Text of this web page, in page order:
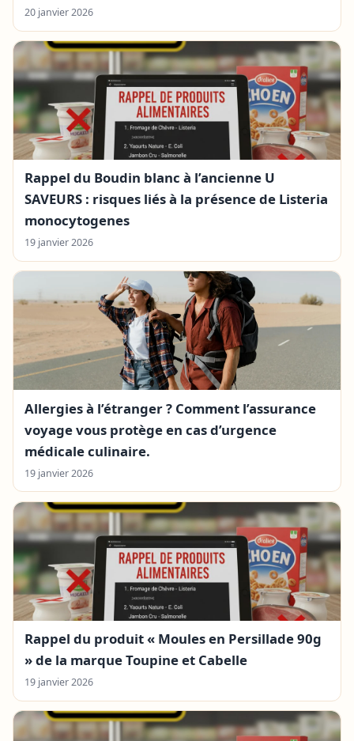
20 janvier 2026
Rappel du Boudin blanc à l’ancienne U
SAVEURS : risques liés à la présence de Listeria
monocytogenes
19 janvier 2026
Allergies à l’étranger ? Comment l’assurance
voyage vous protège en cas d’urgence
médicale culinaire.
19 janvier 2026
Rappel du produit « Moules en Persillade 90g
» de la marque Toupine et Cabelle
19 janvier 2026